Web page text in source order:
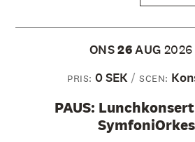
ONS26AUG 2026
PRIS: 0 SEK SCEN:
PAUS: